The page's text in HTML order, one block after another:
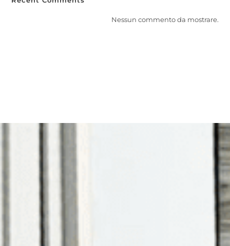
Nessun commento da mostrare.